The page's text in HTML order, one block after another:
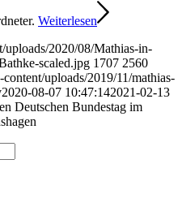
Weiterlesen
uploads/2020/08/Mathias-in-
scaled.jpg 1707 2560
uploads/2019/11/mathias-
2020-08-07 10:47:142021-02-13
Deutschen Bundestag im